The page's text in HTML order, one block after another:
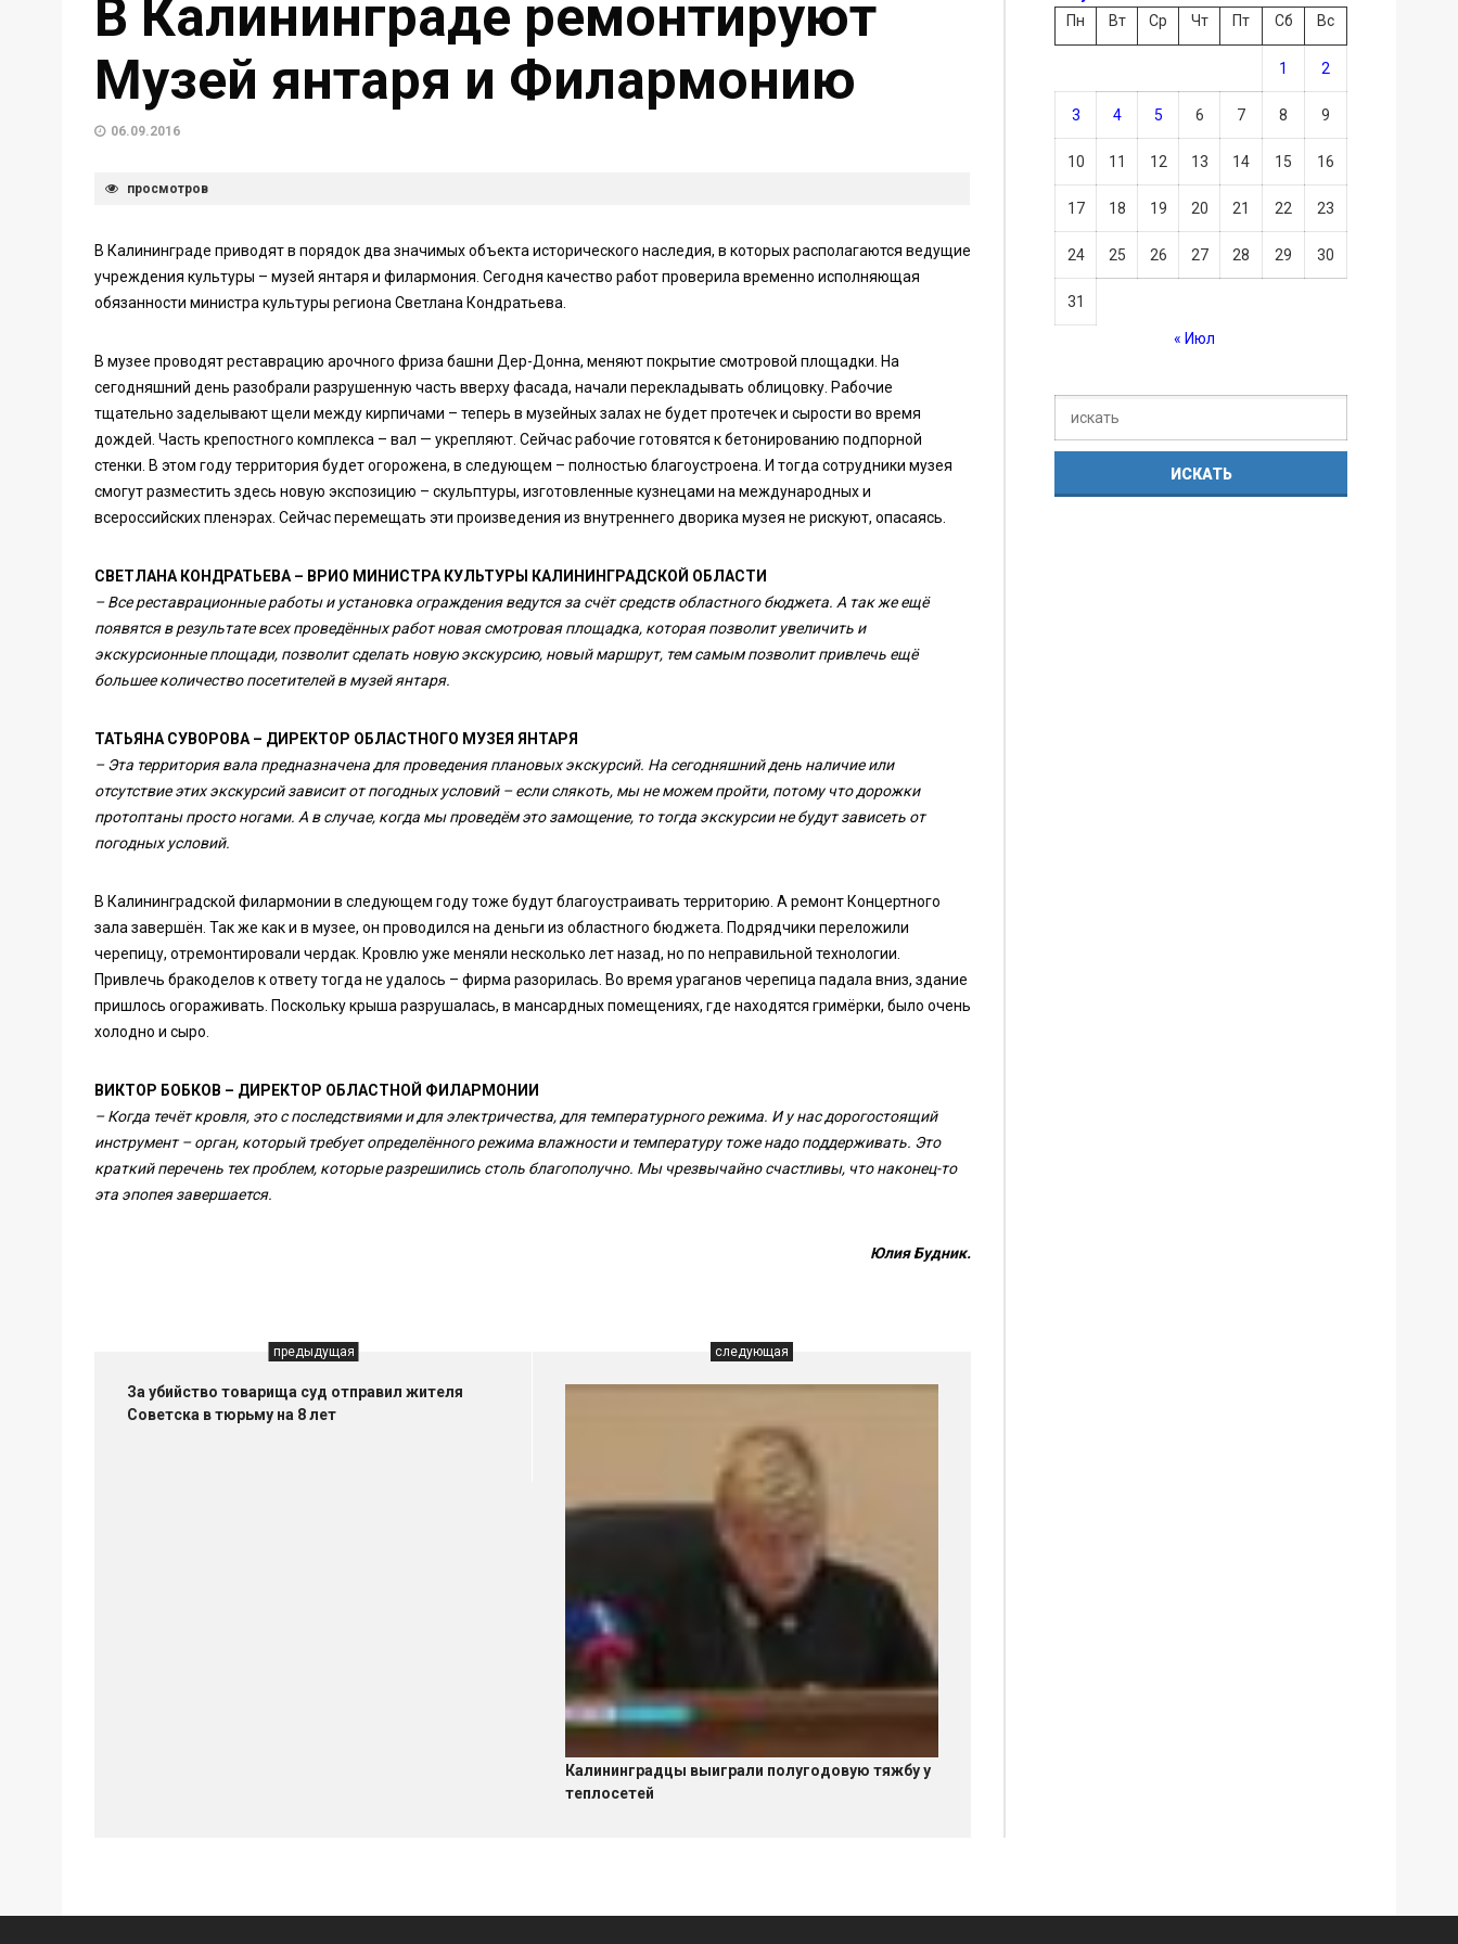
В Калининграде ремонтируют
Музей янтаря и Филармонию
06.09.2016
просмотров
В Калининграде приводят в порядок два значимых объекта исторического наследия, в которых располагаются ведущие
учреждения культуры – музей янтаря и филармония. Сегодня качество работ проверила временно исполняющая
обязанности министра культуры региона Светлана Кондратьева.
В музее проводят реставрацию арочного фриза башни Дер-Донна, меняют покрытие смотровой площадки. На
сегодняшний день разобрали разрушенную часть вверху фасада, начали перекладывать облицовку. Рабочие
тщательно заделывают щели между кирпичами – теперь в музейных залах не будет протечек и сырости во время
дождей. Часть крепостного комплекса – вал — укрепляют. Сейчас рабочие готовятся к бетонированию подпорной
стенки. В этом году территория будет огорожена, в следующем – полностью благоустроена. И тогда сотрудники музея
смогут разместить здесь новую экспозицию – скульптуры, изготовленные кузнецами на международных и
всероссийских пленэрах. Сейчас перемещать эти произведения из внутреннего дворика музея не рискуют, опасаясь.
СВЕТЛАНА КОНДРАТЬЕВА – ВРИО МИНИСТРА КУЛЬТУРЫ КАЛИНИНГРАДСКОЙ ОБЛАСТИ
– Все реставрационные работы и установка ограждения ведутся за счёт средств областного бюджета. А так же ещё
появятся в результате всех проведённых работ новая смотровая площадка, которая позволит увеличить и
экскурсионные площади, позволит сделать новую экскурсию, новый маршрут, тем самым позволит привлечь ещё
большее количество посетителей в музей янтаря.
ТАТЬЯНА СУВОРОВА – ДИРЕКТОР ОБЛАСТНОГО МУЗЕЯ ЯНТАРЯ
– Эта территория вала предназначена для проведения плановых экскурсий. На сегодняшний день наличие или
отсутствие этих экскурсий зависит от погодных условий – если слякоть, мы не можем пройти, потому что дорожки
протоптаны просто ногами. А в случае, когда мы проведём это замощение, то тогда экскурсии не будут зависеть от
погодных условий.
В Калининградской филармонии в следующем году тоже будут благоустраивать территорию. А ремонт Концертного
зала завершён. Так же как и в музее, он проводился на деньги из областного бюджета. Подрядчики переложили
черепицу, отремонтировали чердак. Кровлю уже меняли несколько лет назад, но по неправильной технологии.
Привлечь бракоделов к ответу тогда не удалось – фирма разорилась. Во время ураганов черепица падала вниз, здание
пришлось огораживать. Поскольку крыша разрушалась, в мансардных помещениях, где находятся гримёрки, было очень
холодно и сыро.
ВИКТОР БОБКОВ – ДИРЕКТОР ОБЛАСТНОЙ ФИЛАРМОНИИ
– Когда течёт кровля, это с последствиями и для электричества, для температурного режима. И у нас дорогостоящий
инструмент – орган, который требует определённого режима влажности и температуру тоже надо поддерживать. Это
краткий перечень тех проблем, которые разрешились столь благополучно. Мы чрезвычайно счастливы, что наконец-то
эта эпопея завершается.
Юлия Будник.
предыдущая
За убийство товарища суд отправил жителя
Советска в тюрьму на 8 лет
следующая
Калининградцы выиграли полугодовую тяжбу у
теплосетей
Пн
Вт Ср Чт Пт Сб Вс
1 2
3 4 5 6 7 8 9
10 11 12 13 14 15 16
17 18 19 20 21 22 23
24 25 26 27 28 29 30
31
« Июл